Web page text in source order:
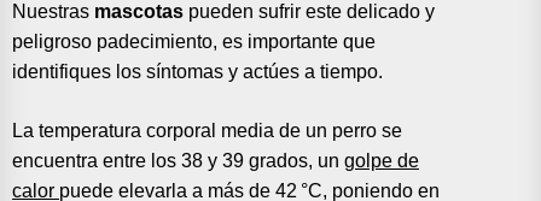
Nuestras mascotas pueden sufrir este delicado y
peligroso padecimiento, es importante que
identifiques los síntomas y actúes a tiempo.
La temperatura corporal media de un perro se
encuentra entre los 38 y 39 grados, un golpe de
calor puede elevarla a más de 42 °C, poniendo en